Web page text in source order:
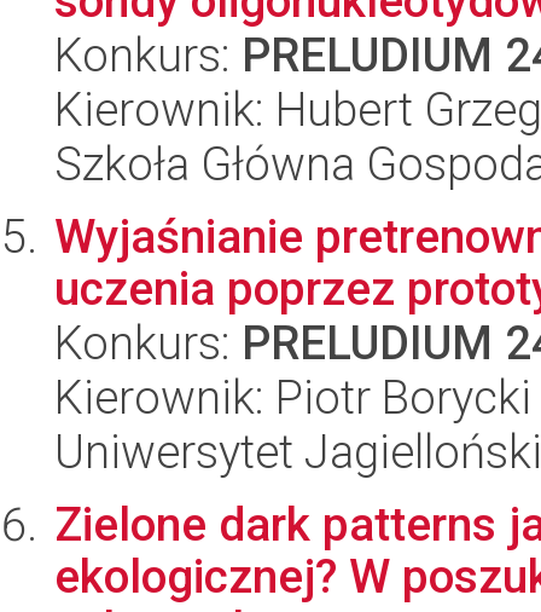
Konkurs: PRELUDIUM
Kierownik: Hubert
Szkoła Główna
Wyjaśnianie
uczenia poprzez
Konkurs: PRELUDIUM
Kierownik: Piotr Borycki
Uniwersytet Jagielloński
Zielone dark patterns
ekologicznej? W